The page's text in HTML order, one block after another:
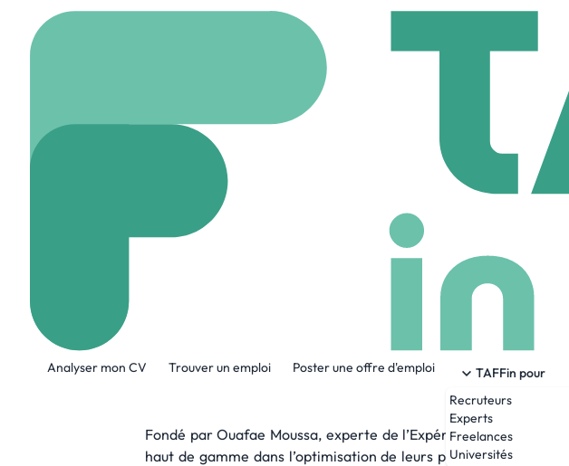
Analyser mon CV Trouver un emploi Poster une offre d'emploi
TAFFin pour
Recruteurs
Experts
Freelances
Universités
SOLENYA CX Consulting
1 Employees
Solenya CX Consulting est un cabinet de conseil spécialisé en
Fondé par Ouafae Moussa, experte de l’Expérience Client
haut de gamme dans l’optimisation de leurs parcours clients,